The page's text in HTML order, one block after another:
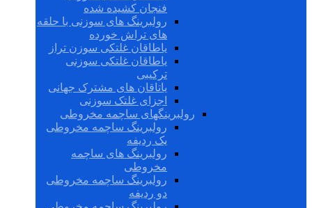
فنجان کشیده شده
رولبرینگ های سوزنی با حلقه
های تراش خورده
یاطاقان غلتکی سوزن تراز
یاطاقان غلتکی سوزنی
ترکیبی
یاتاقان های مشترک جهانی
اجزای غلتک سوزنی
رولبرینگهای ساچمه مخروطی
رولبرینگ ساچمه مخروطی
یک ردیفه
رولبرینگ های ساچمه
مخروطی
رولبرینگ ساچمه مخروطی
دو ردیفه